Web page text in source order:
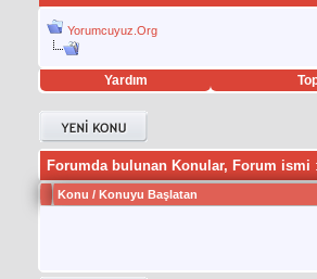
Yorumcuyuz.Org
Yardım
hilesi
Forumda bulunan Konular, Forum ismi
Konu / Konuyu Başlatan